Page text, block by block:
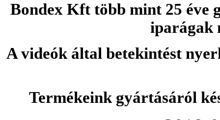
Bondex Kft több mint 25 éve
iparágak
A videók által betekintést
Termékeink gyártásáról